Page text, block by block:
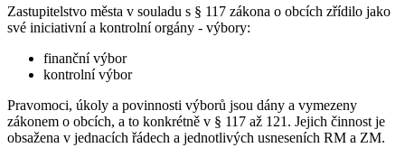
Zastupitelstvo města v souladu s § 117 zákona o obcích zřídilo jako
své iniciativní a kontrolní orgány - výbory:
finanční výbor
kontrolní výbor
Pravomoci, úkoly a povinnosti výborů jsou dány a vymezeny
zákonem o obcích, a to konkrétně v § 117 až 121. Jejich činnost je
obsažena v jednacích řádech a jednotlivých usneseních RM a ZM.